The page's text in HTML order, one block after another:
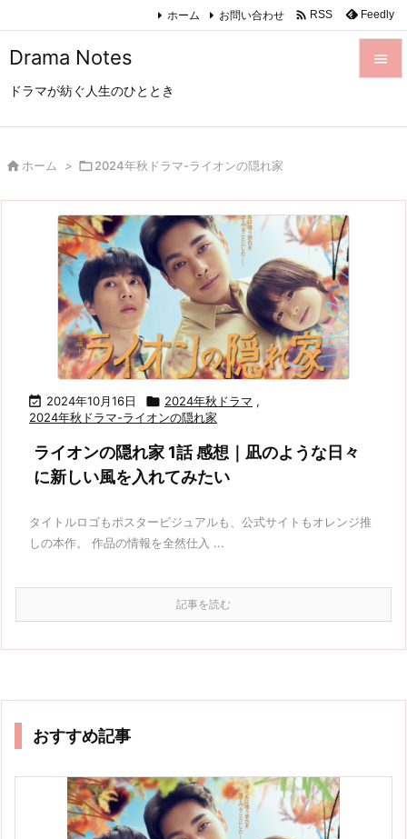
Drama Notes
ドラマが紡ぐ人生のひととき

ホーム お問い合わせ  RSS Feedly
 ホーム > 2024年秋ドラマ-ライオンの隠れ家
 2024年10月16日  2024年秋ドラマ ,
2024年秋ドラマ-ライオンの隠れ家
ライオンの隠れ家 1話 感想｜凪のような日々
に新しい風を入れてみたい
タイトルロゴもポスタービジュアルも、公式サイトもオレンジ推
しの本作。 作品の情報を全然仕入 ...
記事を読む
おすすめ記事